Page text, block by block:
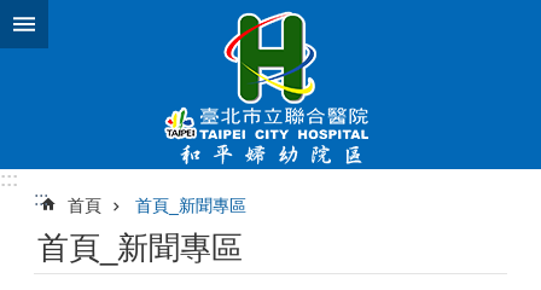
跳到主要內容區塊
:::
:::
首頁 首頁_新聞專區
首頁_新聞專區